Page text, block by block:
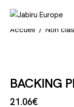
Accueil Non
BACKING
21.06€